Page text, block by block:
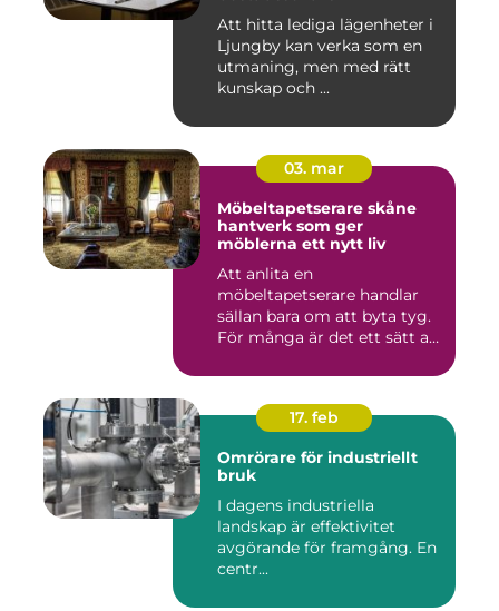
Att hitta lediga lägenheter i
Ljungby kan verka som en
utmaning, men med rätt
kunskap och ...
03. mar
Möbeltapetserare skåne
hantverk som ger
möblerna ett nytt liv
Att anlita en
möbeltapetserare handlar
sällan bara om att byta tyg.
För många är det ett sätt att
17. feb
Omrörare för industriellt
bruk
I dagens industriella
landskap är effektivitet
avgörande för framgång. En
centr...